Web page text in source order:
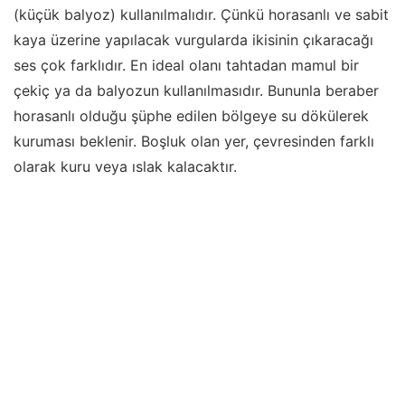
(küçük balyoz) kullanılmalıdır. Çünkü horasanlı ve sabit
kaya üzerine yapılacak vurgularda ikisinin çıkaracağı
ses çok farklıdır. En ideal olanı tahtadan mamul bir
çekiç ya da balyozun kullanılmasıdır. Bununla beraber
horasanlı olduğu şüphe edilen bölgeye su dökülerek
kuruması beklenir. Boşluk olan yer, çevresinden farklı
olarak kuru veya ıslak kalacaktır.